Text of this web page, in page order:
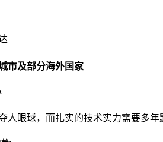
？
是？
市及部分海外国家
人眼球，而扎实的技术实力需要多